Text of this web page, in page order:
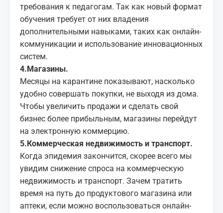
требования к педагогам. Так как новый формат
обучения требует от них владения
дополнительными навыками, таких как онлайн-
коммуникации и использование инновационных
систем.
4.Магазины.
Месяцы на карантине показывают, насколько
удобно совершать покупки, не выходя из дома.
Чтобы увеличить продажи и сделать свой
бизнес более прибыльным, магазины перейдут
на электронную коммерцию.
5.Коммерческая недвижимость и транспорт.
Когда эпидемия закончится, скорее всего мы
увидим снижение спроса на коммерческую
недвижимость и транспорт. Зачем тратить
время на путь до продуктового магазина или
аптеки, если можно воспользоваться онлайн-